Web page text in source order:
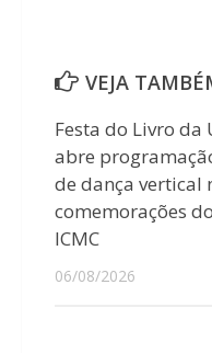
VEJA
Festa do Livro da
abre
de dança vertical
comemorações
ICMC
06/08/2026